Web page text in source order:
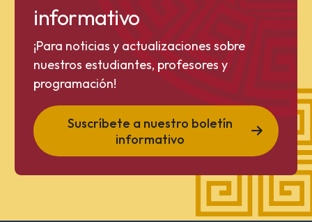
informativo
¡Para noticias y actualizaciones sobre
nuestros estudiantes, profesores y
programación!
Suscríbete a nuestro boletín
informativo